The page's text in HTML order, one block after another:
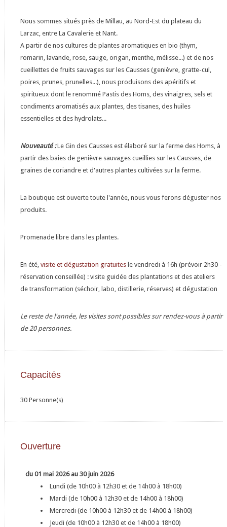
Nous sommes situés près de Millau, au Nord-Est du plateau du
Larzac, entre La Cavalerie et Nant.
A partir de nos cultures de plantes aromatiques en bio (thym,
romarin, lavande, rose, sauge, origan, menthe, mélisse...) et de nos
cueillettes de fruits sauvages sur les Causses (genièvre, gratte-cul,
poires, prunes, prunelles...), nous produisons des apéritifs et
spiritueux dont le renommé Pastis des Homs, des vinaigres, sels et
condiments aromatisés aux plantes, des tisanes, des huiles
essentielles et des hydrolats...
Nouveauté :Le Gin des Causses est élaboré sur la ferme des Homs, à
partir des baies de genièvre sauvages cueillies sur les Causses, de
graines de coriandre et d'autres plantes cultivées sur la ferme.
La boutique est ouverte toute l'année, nous vous ferons déguster nos
produits.
Promenade libre dans les plantes.
En été, visite et dégustation gratuitesle vendredi à 16h (prévoir 2h30 -
réservation conseillée) : visite guidée des plantations et des ateliers
de transformation (séchoir, labo, distillerie, réserves) et dégustation
Le reste de l'année, les visites sont possibles sur rendez-vous à partir
de 20 personnes.
Capacités
30 Personne(s)
Ouverture
du 01 mai 2026 au 30 juin 2026
Lundi (de 10h00 à 12h30 et de 14h00 à 18h00)
Mardi (de 10h00 à 12h30 et de 14h00 à 18h00)
Mercredi (de 10h00 à 12h30 et de 14h00 à 18h00)
Jeudi (de 10h00 à 12h30 et de 14h00 à 18h00)